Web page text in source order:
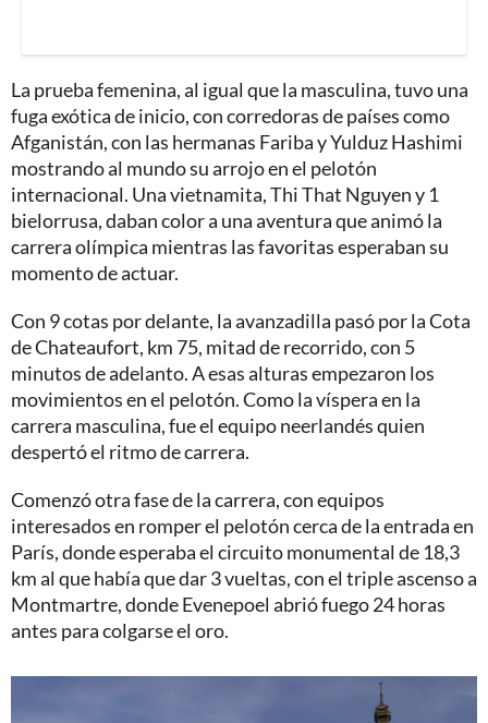
La prueba femenina, al igual que la masculina, tuvo una
fuga exótica de inicio, con corredoras de países como
Afganistán, con las hermanas Fariba y Yulduz Hashimi
mostrando al mundo su arrojo en el pelotón
internacional. Una vietnamita, Thi That Nguyen y 1
bielorrusa, daban color a una aventura que animó la
carrera olímpica mientras las favoritas esperaban su
momento de actuar.
Con 9 cotas por delante, la avanzadilla pasó por la Cota
de Chateaufort, km 75, mitad de recorrido, con 5
minutos de adelanto. A esas alturas empezaron los
movimientos en el pelotón. Como la víspera en la
carrera masculina, fue el equipo neerlandés quien
despertó el ritmo de carrera.
Comenzó otra fase de la carrera, con equipos
interesados en romper el pelotón cerca de la entrada en
París, donde esperaba el circuito monumental de 18,3
km al que había que dar 3 vueltas, con el triple ascenso a
Montmartre, donde Evenepoel abrió fuego 24 horas
antes para colgarse el oro.